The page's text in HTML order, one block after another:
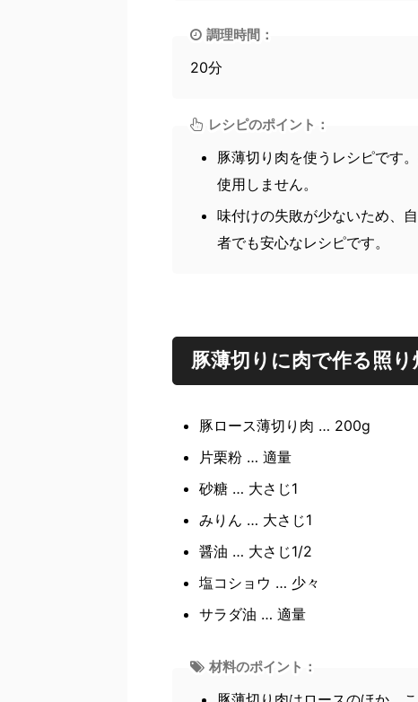
調理時間：
20分
レシピのポイント：
豚薄切り肉を使うレシピです
使用しません。
味付けの失敗が少ないため、
者でも安心なレシピです。
豚薄切りに肉で作る照り
豚ロース薄切り肉 … 200g
片栗粉 … 適量
砂糖 … 大さじ1
みりん … 大さじ1
醤油 … 大さじ1/2
塩コショウ … 少々
サラダ油 … 適量
材料のポイント：